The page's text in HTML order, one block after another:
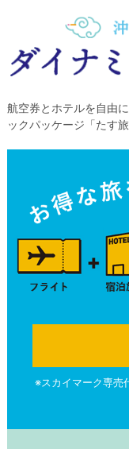
航空券とホテルを自由
ックパッケージ「たす旅
※スカイマーク専売